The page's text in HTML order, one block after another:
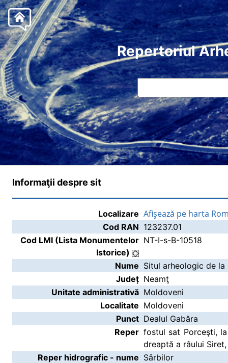
Repertoriul
Informaţii despre sit
Localizare Afişează pe harta
Cod RAN 123237.01
Cod LMI (Lista Monumentelor
Istorice)
NT-I-s-B-10518
Nume Situl arheologic de
Județ Neamţ
Unitate administrativă Moldoveni
Localitate Moldoveni
Punct Dealul Gabăra
Reper fostul sat Porceşti,
dreaptă a râului
Reper hidrografic - nume Sârbilor